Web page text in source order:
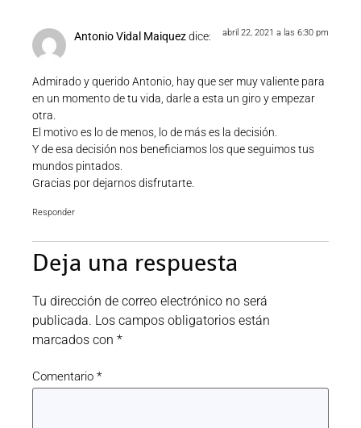
Antonio Vidal Maiquezdice: abril 22, 2021 a las 6:30 pm
Admirado y querido Antonio, hay que ser muy valiente para
en un momento de tu vida, darle a esta un giro y empezar
otra.
El motivo es lo de menos, lo de más es la decisión.
Y de esa decisión nos beneficiamos los que seguimos tus
mundos pintados.
Gracias por dejarnos disfrutarte.
Responder
Deja una respuesta
Tu dirección de correo electrónico no será
publicada. Los campos obligatorios están
marcados con *
Comentario *